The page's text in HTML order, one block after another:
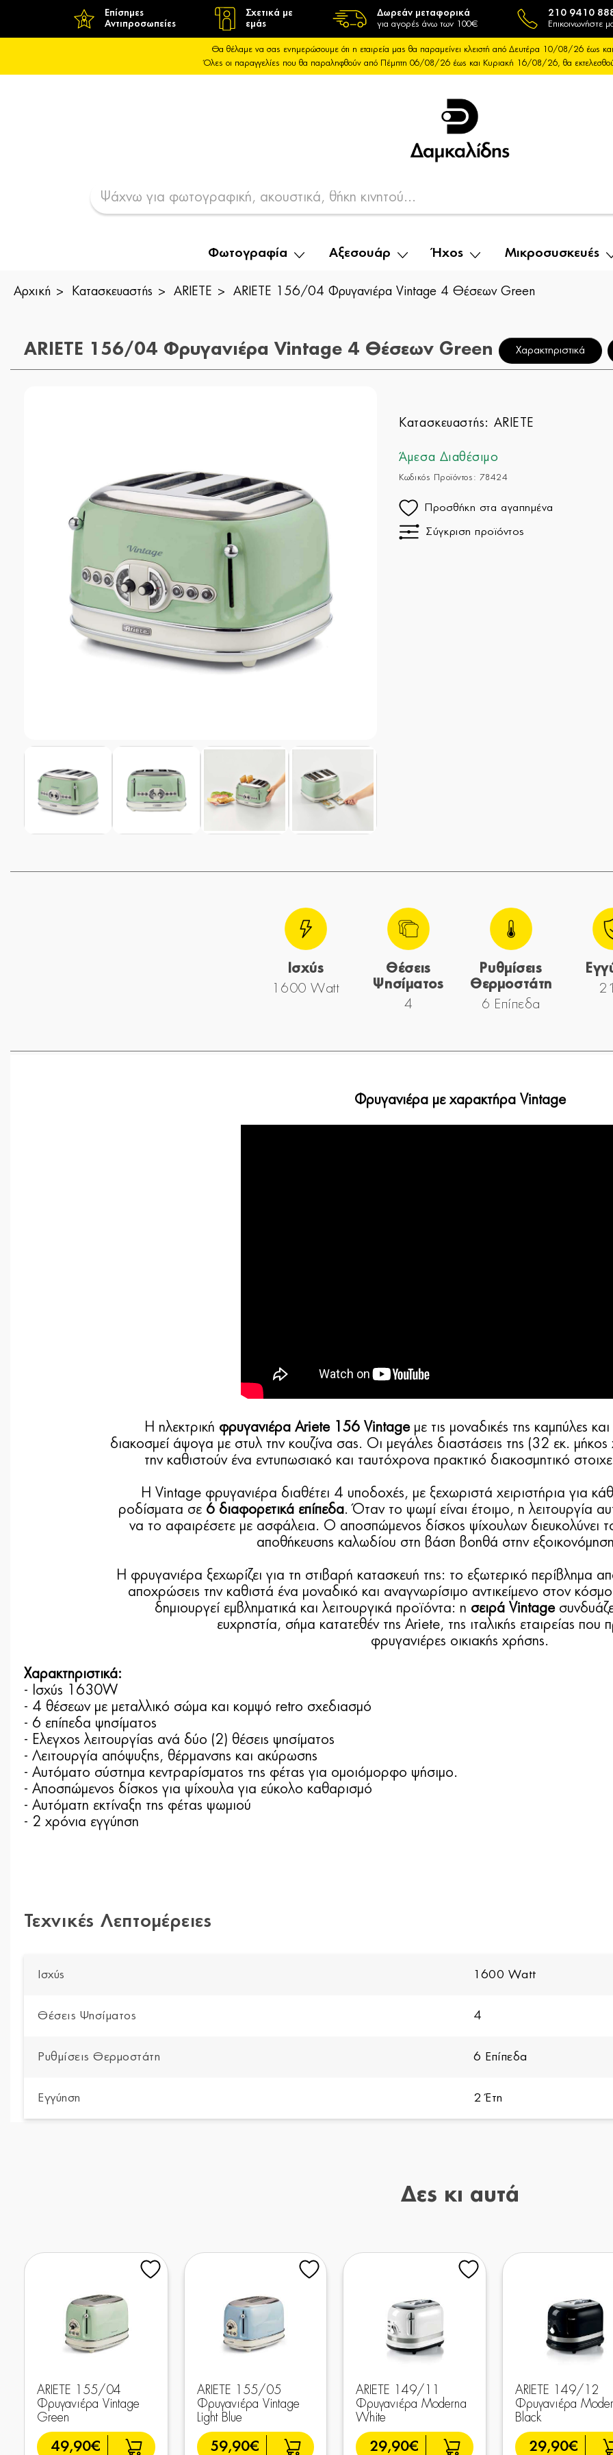
Επίσημες
Αντιπροσωπείες
Σχετικά με
εμάς
Δωρεάν μεταφορικά
για αγορές άνω των 100€
210 9410
Επικοινωνήστε
Θα θέλαμε να σας ενημερώσουμε ότι η εταιρεία μας θα παραμείνει κλειστή από Δευτέρα 10/08/26 έως
Όλες οι παραγγελίες που θα παραληφθούν από Πέμπτη 06/08/26 έως και Κυριακή 16/08/26, θα
Φωτογραφία Αξεσουάρ Ήχος Μικροσυσκευές
Αρχική Κατασκευαστής ARIETE ARIETE 156/04 Φρυγανιέρα Vintage 4 Θέσεων Green
ARIETE 156/04 Φρυγανιέρα Vintage 4 Θέσεων Green Χαρακτηριστικά
Κατασκευαστής: ARIETE
Άμεσα Διαθέσιμο
Κωδικός Προϊόντος: 78424
Προσθήκη στα αγαπημένα
Σύγκριση προϊόντος
Ισχύς
1600 Watt
Θέσεις
Ψησίματος
4
Ρυθμίσεις
Θερμοστάτη
6 Επίπεδα
2
Φρυγανιέρα με χαρακτήρα Vintage
Η ηλεκτρική φρυγανιέρα Ariete 156 Vintageμε τις μοναδικές της καμπύλες
διακοσμεί άψογα με στυλ την κουζίνα σας. Οι μεγάλες διαστάσεις της (32 εκ.
την καθιστούν ένα εντυπωσιακό και ταυτόχρονα πρακτικό διακοσμητικό
Η Vintage φρυγανιέρα διαθέτει 4 υποδοχές, με ξεχωριστά χειριστήρια για
ροδίσματα σε 6 διαφορετικά επίπεδα. Όταν το ψωμί είναι έτοιμο, η λειτουργία
να το αφαιρέσετε με ασφάλεια. Ο αποσπώμενος δίσκος ψίχουλων διευκολύνει
αποθήκευσης καλωδίου στη βάση βοηθά στην
Η φρυγανιέρα ξεχωρίζει για τη στιβαρή κατασκευή της: το εξωτερικό περίβλημα
αποχρώσεις την καθιστά ένα μοναδικό και αναγνωρίσιμο αντικείμενο στον
δημιουργεί εμβληματικά και λειτουργικά προϊόντα: η σειρά Vintage
ευχρηστία, σήμα κατατεθέν της Ariete, της ιταλικής εταιρείας που
φρυγανιέρες οικιακής χρήσης.
Χαρακτηριστικά:
- Ισχύς 1630W
- 4 θέσεων με μεταλλικό σώμα και κομψό retro σχεδιασμό
- 6 επίπεδα ψησίματος
- Eλεγχος λειτουργίας ανά δύο (2) θέσεις ψησίματος
- Λειτουργία απόψυξης, θέρμανσης και ακύρωσης
- Αυτόματο σύστημα κεντραρίσματος της φέτας για ομοιόμορφο ψήσιμο.
- Αποσπώμενος δίσκος για ψίχουλα για εύκολο καθαρισμό
- Αυτόματη εκτίναξη της φέτας ψωμιού
- 2 χρόνια εγγύηση
Τεχνικές Λεπτομέρειες
Ισχύς 1600 Watt
Θέσεις Ψησίματος 4
Ρυθμίσεις Θερμοστάτη 6 Επίπεδα
Εγγύηση 2 Έτη
Δες κι αυτά
ARIETE 155/04
Φρυγανιέρα Vintage
Green
49,90€
ARIETE 155/05
Φρυγανιέρα Vintage
Light Blue
59,90€
ARIETE 149/11
Φρυγανιέρα Moderna
White
29,90€
ARIETE 149/12
Φρυγανιέρα
Black
29,90€